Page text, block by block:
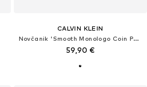
CALVIN KLEIN
Novčanik 'Smooth Monologo Coin Pocket'
59,90 €